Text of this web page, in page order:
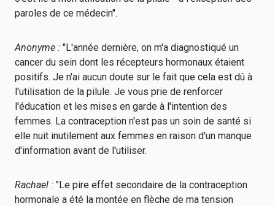
paroles de ce médecin".
Anonyme : "L'année dernière, on m'a diagnostiqué un
cancer du sein dont les récepteurs hormonaux étaient
positifs. Je n'ai aucun doute sur le fait que cela est dû à
l'utilisation de la pilule. Je vous prie de renforcer
l'éducation et les mises en garde à l'intention des
femmes. La contraception n'est pas un soin de santé si
elle nuit inutilement aux femmes en raison d'un manque
d'information avant de l'utiliser.
Rachael : "Le pire effet secondaire de la contraception
hormonale a été la montée en flèche de ma tension